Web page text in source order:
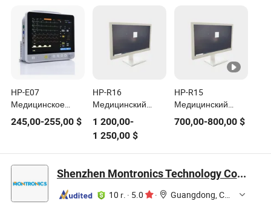
давления на руку
одобрение FDA
HP-E07
Медицинское
оборудование
Большой
ИКУ Витальный
портативный
модульный
монитор пациента
245,00-255,00 $
HP-R16
Медицинский
монитор
1 200,00-
1 250,00$
HP-R15
Медицинский
монитор
700,00-800,00$
Shenzhen Montronics Technology Co., Limited
10 г. · 5.0 ·
Guangdong, China